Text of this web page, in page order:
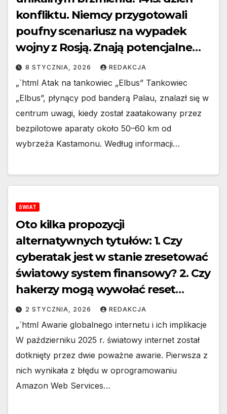
konfliktu. Niemcy przygotowali
poufny scenariusz na wypadek
wojny z Rosją. Znają potencjalne
miejsce decydującej bitwy
8 STYCZNIA, 2026 REDAKCJA
„`html Atak na tankowiec „Elbus” Tankowiec
„Elbus”, płynący pod banderą Palau, znalazł się w
centrum uwagi, kiedy został zaatakowany przez
bezpilotowe aparaty około 50–60 km od
wybrzeża Kastamonu. Według informacji…
ŚWIAT
Oto kilka propozycji
alternatywnych tytułów: 1. Czy
cyberatak jest w stanie zresetować
światowy system finansowy? 2. Czy
hakerzy mogą wywołać reset
globalnych finansów? 3. Globalny
system finansowy a zagrożenie
cyberatakiem — czy to możliwy
reset? 4. Czy globalny sektor
finansowy może zostać
zresetowany przez atak hakerski?
2 STYCZNIA, 2026 REDAKCJA
„`html Awarie globalnego internetu i ich implikacje
W październiku 2025 r. światowy internet został
dotknięty przez dwie poważne awarie. Pierwsza z
nich wynikała z błędu w oprogramowaniu
Amazon Web Services…